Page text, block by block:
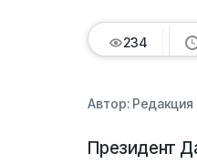
234
234
Автор: Редакция
Президент